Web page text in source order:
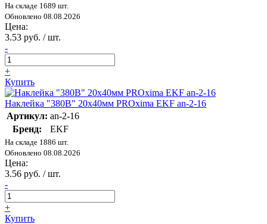
На складе 1689 шт.
Обновлено 08.08.2026
Цена:
3.53 руб. / шт.
-
+
Купить
Наклейка "380В" 20х40мм PROxima EKF an-2-16
Артикул: an-2-16
Бренд:
EKF
На складе 1886 шт.
Обновлено 08.08.2026
Цена:
3.56 руб. / шт.
-
+
Купить